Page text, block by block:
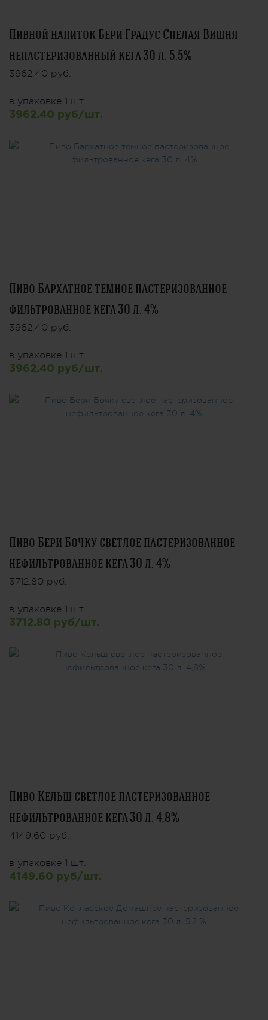
Пивной напиток Бери Градус Спелая Вишня
непастеризованный кега 30 л. 5,5%
3962.40 руб.
в упаковке 1 шт.
3962.40 руб/шт.
Пиво Бархатное темное пастеризованное
фильтрованное кега 30 л. 4%
3962.40 руб.
в упаковке 1 шт.
3962.40 руб/шт.
Пиво Бери Бочку светлое пастеризованное
нефильтрованное кега 30 л. 4%
3712.80 руб.
в упаковке 1 шт.
3712.80 руб/шт.
Пиво Кельш светлое пастеризованное
нефильтрованное кега 30 л. 4,8%
4149.60 руб.
в упаковке 1 шт.
4149.60 руб/шт.